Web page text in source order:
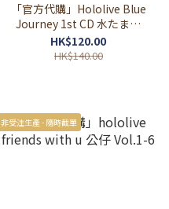
「官方代購」Hololive Blue
Journey 1st CD 水たまり
Universal Music 通常盤 自
選封面
HK$120.00
HK$140.00
非受注生產 - 隨時截單